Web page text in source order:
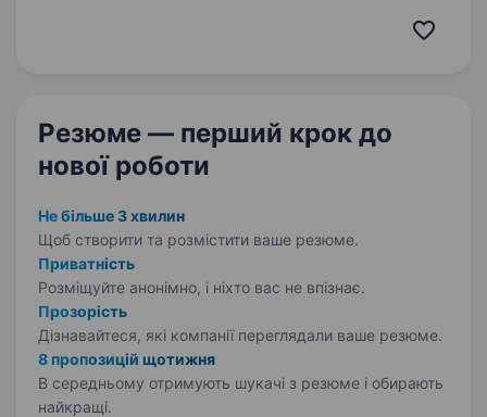
клубу в центрі Києва. Що ви будете робити:
Резюме — перший крок до
нової роботи
Не більше 3 хвилин
Щоб створити та розмістити ваше резюме.
Приватність
Розміщуйте анонімно, і ніхто вас не впізнає.
Прозорість
Дізнавайтеся, які компанії переглядали ваше резюме.
8 пропозицій щотижня
В середньому отримують шукачі з резюме і обирають
найкращі.